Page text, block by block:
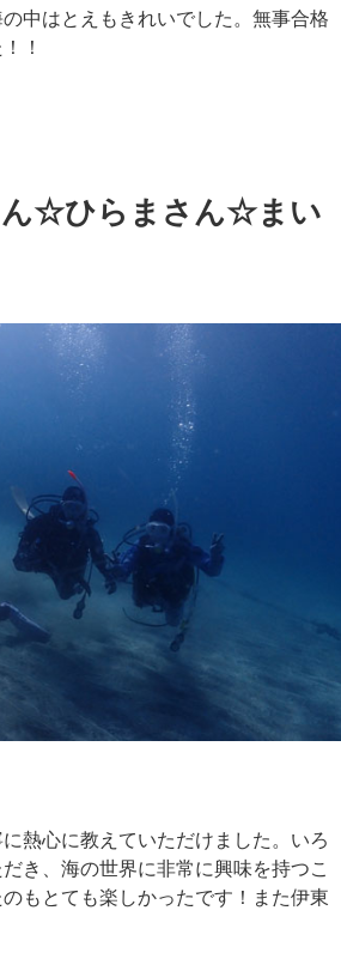
中はとえもきれいでした。無事合格
！
☆ひらまさん☆まい
熱心に教えていただけました。いろ
き、海の世界に非常に興味を持つこ
もとても楽しかったです！また伊東